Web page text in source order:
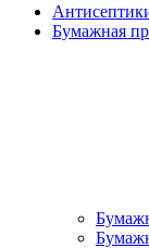
Бумажная